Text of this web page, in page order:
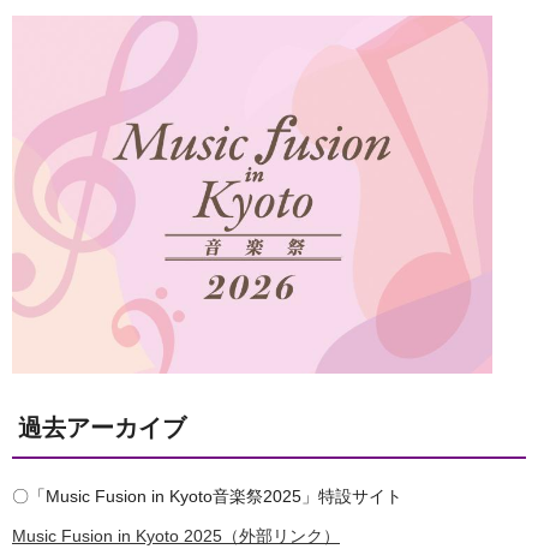
過去アーカイブ
〇「Music Fusion in Kyoto音楽祭2025」特設サイト
Music Fusion in Kyoto 2025（外部リンク）